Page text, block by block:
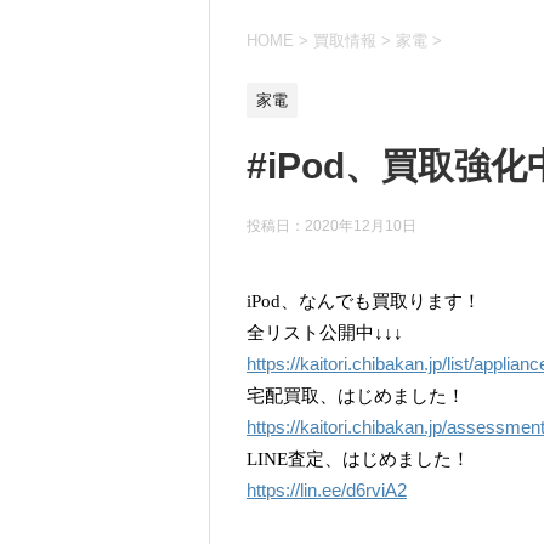
HOME > 買取情報 > 家電 >
家電
#iPod、買取強化
投稿日： 2020年12月10日
iPod、なんでも買取ります！
全リスト公開中↓↓↓
https://kaitori.chibakan.jp/list/
宅配買取、はじめました！
https://kaitori.chibakan.jp/
LINE査定、はじめました！
https://lin.ee/d6rviA2